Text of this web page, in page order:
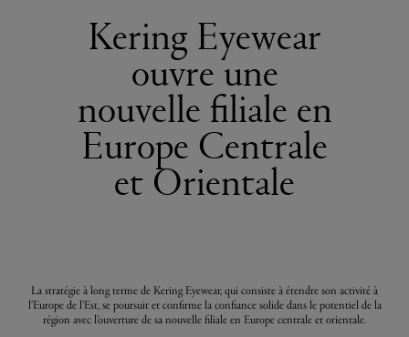
Kering Eyewear
ouvre une
nouvelle filiale en
Europe Centrale
et Orientale
La stratégie à long terme de Kering Eyewear, qui consiste à étendre son activité à
l’Europe de l’Est, se poursuit et confirme la confiance solide dans le potentiel de la
région avec l’ouverture de sa nouvelle filiale en Europe centrale et orientale.